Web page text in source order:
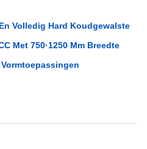
Volledig Hard Koudgewalste
Met 750·1250 Mm Breedte